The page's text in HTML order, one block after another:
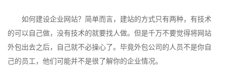
如何建设企业网站？简单而言，建站的方式只有两种，有技术
的可以自己做，没有技术的就要找人做。但是千万不要觉得将网站
外包出去之后，自己就不必操心了。毕竟外包公司的人员不是你自
己的员工，他们可能并不是很了解你的企业情况。